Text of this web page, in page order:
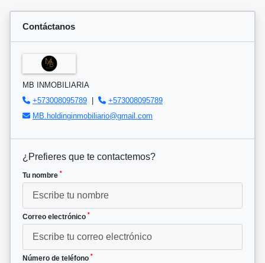
Contáctanos
MB INMOBILIARIA
+573008095789 |
+573008095789
MB.holdinginmobiliario@gmail.com
¿Prefieres que te contactemos?
Tu nombre *
Correo electrónico *
Número de teléfono *